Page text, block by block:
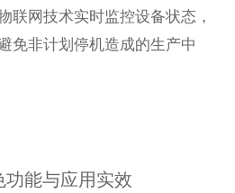
联网技术实时监控设备状态，
免非计划停机造成的生产中
能与应用实效